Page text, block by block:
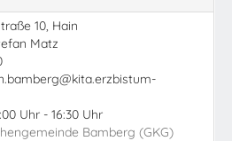
10, Hain
Matz
Uhr - 16:30 Uhr
Bamberg (GKG)